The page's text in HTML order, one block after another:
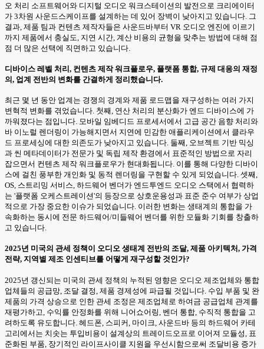
오 처리 소프트웨어와 디지털 오디오 워크스테이션의 발전으로 크리에이터
가 3차원 사운드스케이프를 설계하는 데 있어 장벽이 낮아지고 있습니다. 그
결과, 제품 팀과 컨텐츠 제작자들은 사운드바부터 VR 오디오 엔진에 이르기
까지 제품에서 충실도, 지연 시간, 계산 비용의 균형을 맞추는 방법에 대해 점
점 더 많은 선택에 직면하고 있습니다.
디바이스 레벨 처리, 컨텐츠 제작 워크플로우, 플랫폼 통합, 규제 대응의 재정
의, 업계 전반의 변화를 간결하게 정리했습니다.
최근 몇 년 동안 업계는 경쟁의 경계와 제품 로드맵을 재구성하는 여러 가지
변혁적 변화를 겪었습니다. 첫째, 연산 처리의 분산화가 엔드 디바이스에 가
까워졌다는 점입니다. 모바일 임베디드 프로세서에서 고급 공간 음향 처리와
바 이노럴 렌더링이 가능해지면서 지연에 민감한 애플리케이션에서 클라우
드 프로세싱에 대한 의존도가 낮아지고 있습니다. 둘째, 오브젝트 기반 믹싱
과 씬 메타데이터가 전문가 및 독립 제작 환경에서 표준적인 방법으로 자리
잡으면서 컨텐츠 제작 워크플로우가 현대화됩니다. 이를 통해 다양한 디바이
스에 걸친 풍부한 개인화 및 동적 렌더링을 구현할 수 있게 되었습니다. 셋째,
OS, 스트리밍 서비스, 하드웨어 벤더가 엔드투엔드 오디오 스택에서 협력하
는 '플랫폼 오케스트레이션'의 등장으로 상호운용성과 표준 준수 여부가 상업
적으로 가장 중요한 이슈가 되었습니다. 이러한 변화는 생태계의 통합을 가
속화하는 동시에 전문 하드웨어/미들웨어 벤더를 위한 모듈화 기회를 창출하
고 있습니다.
2025년 미국의 관세 정책이 오디오 생태계 전반의 조달, 제품 아키텍처, 가격
전략, 지역별 제조 인센티브를 어떻게 재구성할 것인가?
2025년 갱신되는 미국의 관세 정책의 누적된 영향은 오디오 제조업체와 통합
업체들의 공급망, 조달 결정, 제품 경제성에 파급될 것입니다. 수입 부품 및 완
제품의 가격 상승으로 인한 관세 조정은 제조업체로 하여금 공급업체 관계를
재평가하고, 수익률 안정화를 위해 니어쇼어링, 벤더 통합, 수직적 통합을 고
려하도록 유도합니다. 헤드폰, 스피커, 마이크, 사운드바 등의 하드웨어 카테
고리에서는 치솟는 투입비용이 설계상의 트레이드오프로 이어져 모듈성, 표
준화된 부품, 장기적인 라이프사이클 지원을 우선시함으로써 조달비용 증가